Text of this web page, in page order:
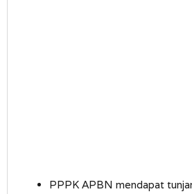
PPPK APBN mendapat